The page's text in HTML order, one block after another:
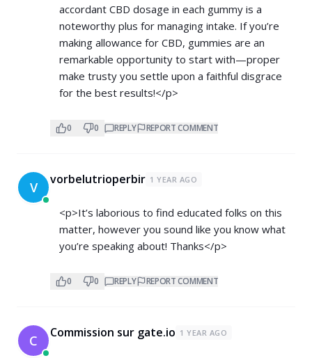
accordant CBD dosage in each gummy is a
noteworthy plus for managing intake. If you’re
making allowance for CBD, gummies are an
remarkable opportunity to start with—proper
make trusty you settle upon a faithful disgrace
for the best results!</p>
0 0 REPLY REPORT COMMENT
V vorbelutrioperbir 1 YEAR AGO
<p>It’s laborious to find educated folks on this
matter, however you sound like you know what
you’re speaking about! Thanks</p>
0 0 REPLY REPORT COMMENT
C Commission sur gate.io 1 YEAR AGO